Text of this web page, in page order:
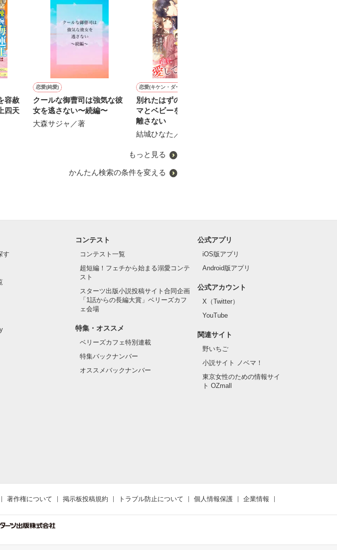
読む
たら読んで頂けると嬉しいです。
読む
容赦
四天
恋愛(純愛)
クールな御曹司は強気な彼
女を逃さない〜続編〜
大森サジャ／著
恋愛(キケン・ダーク)
別れたはずの御曹司は、マ
マとベビーを一途に愛して
離さない
結城ひなた／著
もっと見る
かんたん検索の条件を変える
す
コンテスト
コンテスト一覧
超短編！フェチから始まる溺愛コンテ
スト
スターツ出版小説投稿サイト合同企画
「1話からの長編大賞」ベリーズカフ
ェ会場
特集・オススメ
ベリーズカフェ特別連載
特集バックナンバー
オススメバックナンバー
公式アプリ
iOS版アプリ
Android版アプリ
公式アカウント
X（Twitter）
YouTube
関連サイト
野いちご
小説サイト ノベマ！
東京女性のための情報サイ
ト OZmall
著作権について 掲示板投稿規約 トラブル防止について 個人情報保護 企業情報